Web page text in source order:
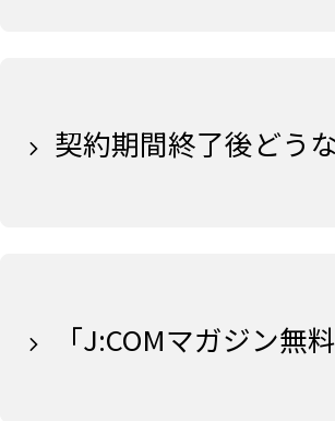
契約期間終了後どう
「J:COMマガジン